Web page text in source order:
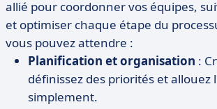
allié pour coordonner vos équipes,
et optimiser chaque étape du
vous pouvez attendre :
Planification et organisation :
définissez des priorités et allouez
simplement.